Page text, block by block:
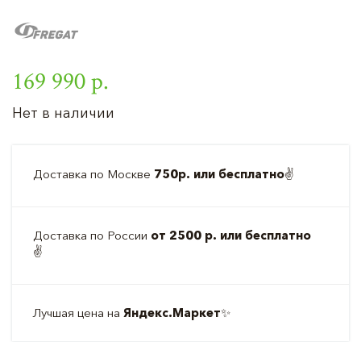
169 990 р.
Нет в наличии
Доставка по Москве 750р. или бесплатно✌️
Доставка по России от 2500 р. или бесплатно
✌️
Лучшая цена на Яндекс.Маркет✨